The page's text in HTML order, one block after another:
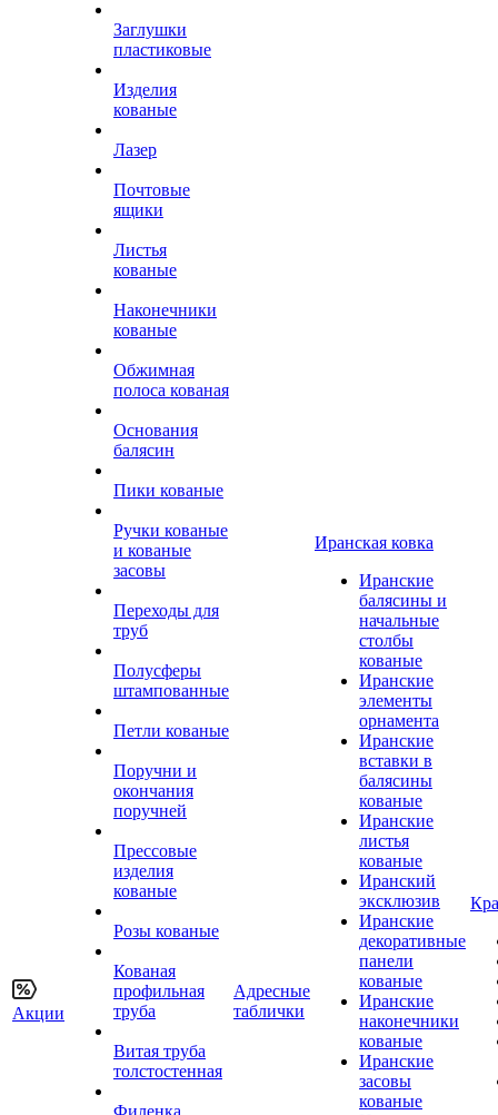
Акции
Заглушки
пластиковые
Изделия
кованые
Лазер
Почтовые
ящики
Листья
кованые
Наконечники
кованые
Обжимная
полоса кованая
Основания
балясин
Пики кованые
Ручки кованые
и кованые
засовы
Переходы для
труб
Полусферы
штампованные
Петли кованые
Поручни и
окончания
поручней
Прессовые
изделия
кованые
Розы кованые
Кованая
профильная
труба
Витая труба
толстостенная
Филенка
Адресные
таблички
Иранская ковка
Иранские
балясины и
начальные
столбы
кованые
Иранские
элементы
орнамента
Иранские
вставки в
балясины
кованые
Иранские
листья
кованые
Иранский
эксклюзив
Иранские
декоративные
панели
кованые
Иранские
наконечники
кованые
Иранские
засовы
кованые